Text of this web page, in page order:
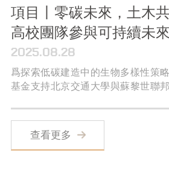
未來的山地人居建設提供技術借鑒。
項目丨零碳未來，土木
高校團隊參與可持續未
2025.08.28
爲探索低碳建造中的生物多樣性策
基金支持北京交通大學與蘇黎世聯
（SFC）。
查看更多